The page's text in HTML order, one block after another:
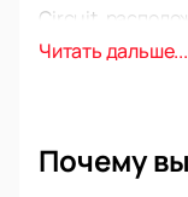
Circuit,
идеальным
быть
Читать дальше...
Почему